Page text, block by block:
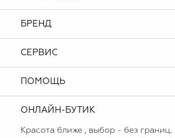
БРЕНД
СЕРВИС
ПОМОЩЬ
ОНЛАЙН-БУТИК
Красота ближе , выбор - без границ.